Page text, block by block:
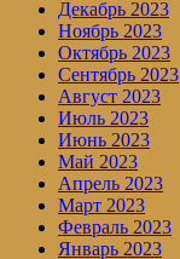
Декабрь 2023
Ноябрь 2023
Октябрь 2023
Сентябрь 2023
Август 2023
Июль 2023
Июнь 2023
Май 2023
Апрель 2023
Март 2023
Февраль 2023
Январь 2023